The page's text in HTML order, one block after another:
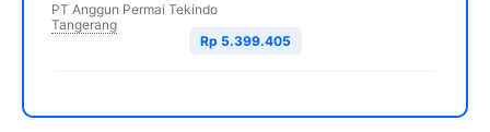
PT Anggun Permai Tekindo
Tangerang
Rp 5.399.405